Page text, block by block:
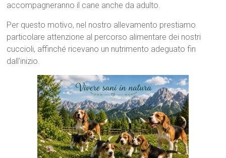
accompagneranno il cane anche da adulto.
Per questo motivo, nel nostro allevamento prestiamo
particolare attenzione al percorso alimentare dei nostri
cuccioli, affinché ricevano un nutrimento adeguato fin
dall’inizio.